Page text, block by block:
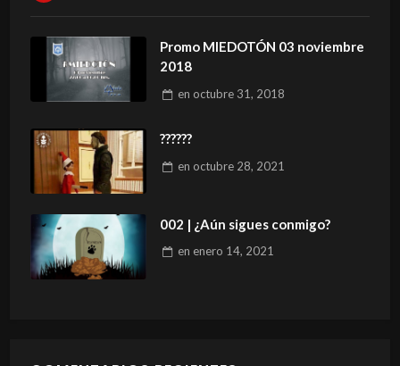
Promo MIEDOTÓN 03 noviembre
2018
en octubre 31, 2018
??????
en octubre 28, 2021
002 | ¿Aún sigues conmigo?
en enero 14, 2021